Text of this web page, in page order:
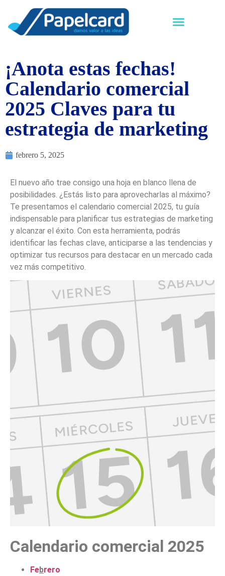
¡Anota estas fechas!
Calendario comercial
2025 Claves para tu
estrategia de marketing
febrero 5, 2025
El nuevo año trae consigo una hoja en blanco llena de
posibilidades. ¿Estás listo para aprovecharlas al máximo?
Te presentamos el calendario comercial 2025, tu guía
indispensable para planificar tus estrategias de marketing
y alcanzar el éxito. Con esta herramienta, podrás
identificar las fechas clave, anticiparse a las tendencias y
optimizar tus recursos para destacar en un mercado cada
vez más competitivo.
Calendario comercial 2025
Febrero